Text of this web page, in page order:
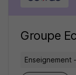
Groupe
Enseignement